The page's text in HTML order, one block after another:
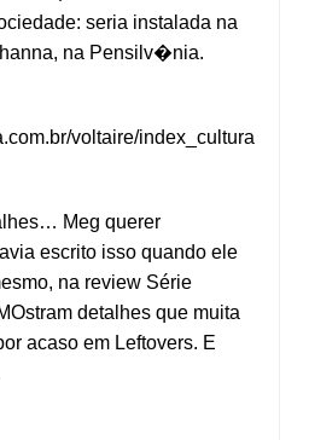
seria instalada na
na Pensilv�nia.
voltaire/index_cultura
Meg querer
escrito isso quando ele
na review Série
detalhes que muita
acaso em Leftovers. E